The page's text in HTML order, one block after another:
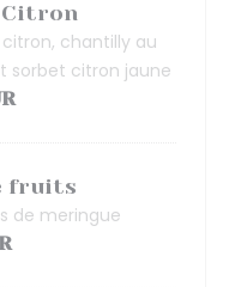
Citron
chantilly au
sorbet citron jaune
fruits
de meringue